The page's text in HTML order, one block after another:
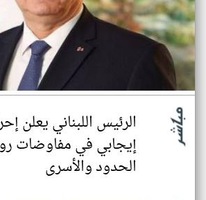
الرئيس اللبناني يعلن
إيجابي في مفاوضات
الحدود والأسرى